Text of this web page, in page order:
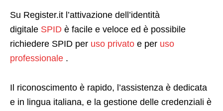
Su Register.it l’attivazione dell’identità
digitale SPID è facile e veloce ed è possibile
richiedere SPID per uso privato e per uso
professionale .
Il riconoscimento è rapido, l’assistenza è dedicata
e in lingua italiana, e la gestione delle credenziali è